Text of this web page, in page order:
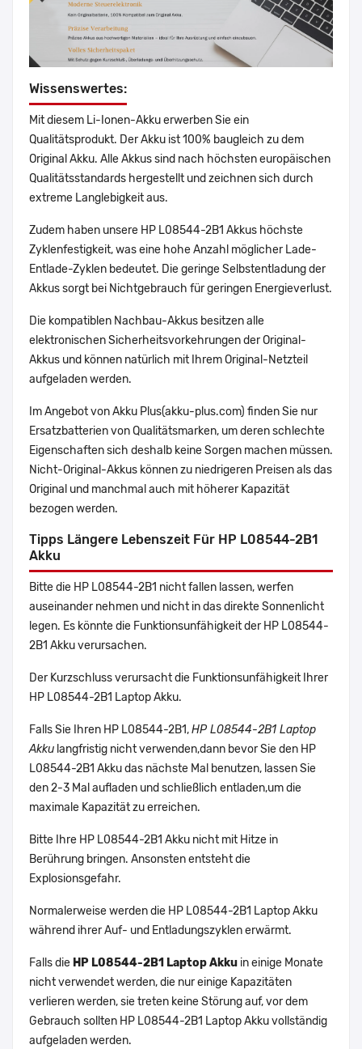
Wissenswertes:
Mit diesem Li-Ionen-Akku erwerben Sie ein
Qualitätsprodukt. Der Akku ist 100% baugleich zu dem
Original Akku. Alle Akkus sind nach höchsten europäischen
Qualitätsstandards hergestellt und zeichnen sich durch
extreme Langlebigkeit aus.
Zudem haben unsere HP L08544-2B1 Akkus höchste
Zyklenfestigkeit, was eine hohe Anzahl möglicher Lade-
Entlade-Zyklen bedeutet. Die geringe Selbstentladung der
Akkus sorgt bei Nichtgebrauch für geringen Energieverlust.
Die kompatiblen Nachbau-Akkus besitzen alle
elektronischen Sicherheitsvorkehrungen der Original-
Akkus und können natürlich mit Ihrem Original-Netzteil
aufgeladen werden.
Im Angebot von Akku Plus(akku-plus.com) finden Sie nur
Ersatzbatterien von Qualitätsmarken, um deren schlechte
Eigenschaften sich deshalb keine Sorgen machen müssen.
Nicht-Original-Akkus können zu niedrigeren Preisen als das
Original und manchmal auch mit höherer Kapazität
bezogen werden.
Tipps Längere Lebenszeit Für HP L08544-2B1
Akku
Bitte die HP L08544-2B1 nicht fallen lassen, werfen
auseinander nehmen und nicht in das direkte Sonnenlicht
legen. Es könnte die Funktionsunfähigkeit der HP L08544-
2B1 Akku verursachen.
Der Kurzschluss verursacht die Funktionsunfähigkeit Ihrer
HP L08544-2B1 Laptop Akku.
Falls Sie Ihren HP L08544-2B1,HP L08544-2B1 Laptop
Akku langfristig nicht verwenden,dann bevor Sie den HP
L08544-2B1 Akku das nächste Mal benutzen, lassen Sie
den 2-3 Mal aufladen und schließlich entladen,um die
maximale Kapazität zu erreichen.
Bitte Ihre HP L08544-2B1 Akku nicht mit Hitze in
Berührung bringen. Ansonsten entsteht die
Explosionsgefahr.
Normalerweise werden die HP L08544-2B1 Laptop Akku
während ihrer Auf- und Entladungszyklen erwärmt.
Falls die HP L08544-2B1 Laptop Akku in einige Monate
nicht verwendet werden, die nur einige Kapazitäten
verlieren werden, sie treten keine Störung auf, vor dem
Gebrauch sollten HP L08544-2B1 Laptop Akku vollständig
aufgeladen werden.